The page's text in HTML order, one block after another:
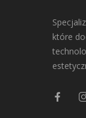
które